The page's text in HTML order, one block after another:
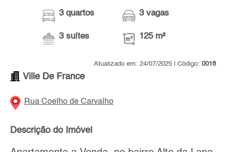
3 quartos
3 suítes
3 vagas
125 m²
Atualizado em: 24/07/2025 | Código: 0018
Ville De France
Rua Coelho de Carvalho
Descrição do Imóvel